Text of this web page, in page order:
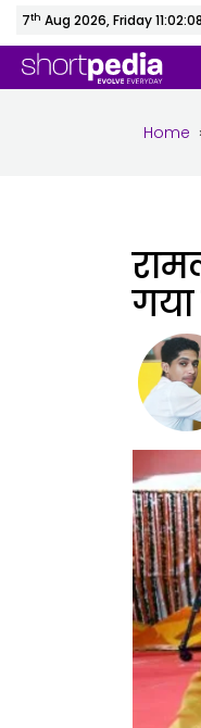
7th Aug 2026, Friday
Home